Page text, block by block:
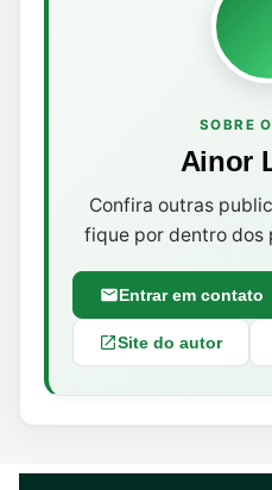
SOBRE
Ainor
Confira outras
fique por dentro dos
Entrar em contato
Site do autor